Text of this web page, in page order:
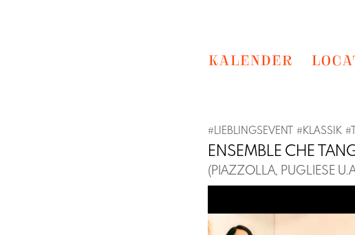
KALENDER
#LIEBLINGSEVENT #KLASSIK #
ENSEMBLE CHE
(PIAZZOLLA, PUGLIESE